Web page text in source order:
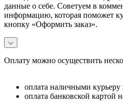
данные о себе. Советуем в
информацию, которая поможет
кнопку «Оформить заказ».
Оплату можно осуществить
оплата наличными
оплата банковской картой